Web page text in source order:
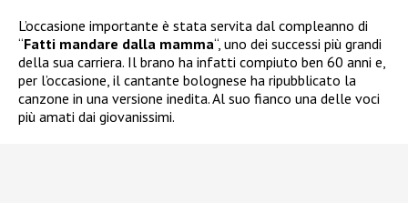
L’occasione importante è stata servita dal compleanno di
“Fatti mandare dalla mamma“, uno dei successi più grandi
della sua carriera. Il brano ha infatti compiuto ben 60 anni e,
per l’occasione, il cantante bolognese ha ripubblicato la
canzone in una versione inedita. Al suo fianco una delle voci
più amati dai giovanissimi.